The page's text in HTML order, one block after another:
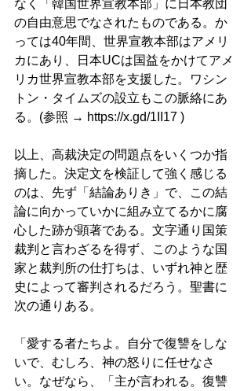
なく「韓国世界宣教本部」に日本教団
の自由意思でなされたものである。か
っては40年間、世界宣教本部はアメリ
カにあり、日本UCは国益をかけてアメ
リカ世界宣教本部を支援した。ワシン
トン・タイムズの設立もこの脈絡にあ
る。(参照 → https://x.gd/1II17 )
以上、高裁決定の問題点をいくつか指
摘した。決定文を検証して強く感じる
のは、先ず「結論ありき」で、この結
論に向かっていかに組み立てるかに腐
心した跡が顕著である。文字通り国策
裁判と言わざるを得ず、このような国
家と裁判所の仕打ちは、いずれ神と歴
史によって審判されるだろう。聖書に
次の通りある。
「愛する者たちよ。自分で復讐をしな
いで、むしろ、神の怒りに任せなさ
い。なぜなら、「主が言われる。復讐